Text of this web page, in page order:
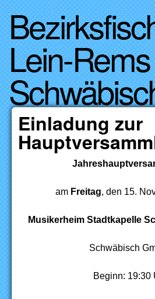
Direkt zum Inhalt
Lein-
Einladung zur
am Freitag, den 15.
Musikerheim Stadtkapelle
Schwäbisch
Beginn: 19:30